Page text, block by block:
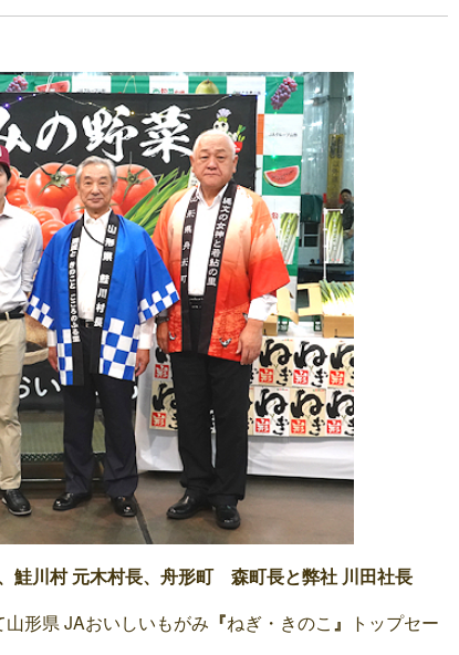
鮭川村 元木村長、舟形町 森町長と弊社 川田社長
形県 JAおいしいもがみ 『ねぎ・きのこ』
トップセー